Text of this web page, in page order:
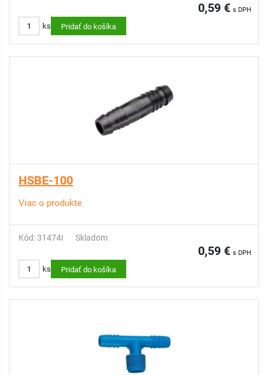
0,59 € s DPH
ks Pridať do košíka
HSBE-100
Viac o produkte
Kód: 31474I Skladom
0,59 € s DPH
ks Pridať do košíka